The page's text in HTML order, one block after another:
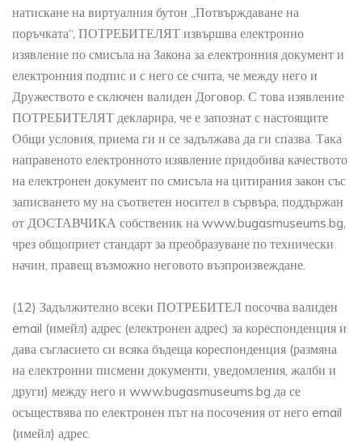
натискане на виртуалния бутон „Потвърждаване на
поръчката“, ПОТРЕБИТЕЛЯТ извършва електронно
изявление по смисъла на Закона за електронния документ и
електронния подпис и с него се счита, че между него и
Дружеството е сключен валиден Договор. С това изявление
ПОТРЕБИТЕЛЯТ декларира, че е запознат с настоящите
Общи условия, приема ги и се задължава да ги спазва. Така
направеното електронното изявление придобива качеството
на електронен документ по смисъла на цитирания закон със
записването му на съответен носител в сървъра, поддържан
от ДОСТАВЧИКА собственик на www.bugasmuseums.bg,
чрез общоприет стандарт за преобразуване по технически
начин, правещ възможно неговото възпроизвеждане.
(12) Задължително всеки ПОТРЕБИТЕЛ посочва валиден
email (имейл) адрес (електронен адрес) за кореспонденция и
дава съгласието си всяка бъдеща кореспонденция (размяна
на електронни писмени документи, уведомления, жалби и
други) между него и www.bugasmuseums.bg да се
осъществява по електронен път на посочения от него email
(имейл) адрес.